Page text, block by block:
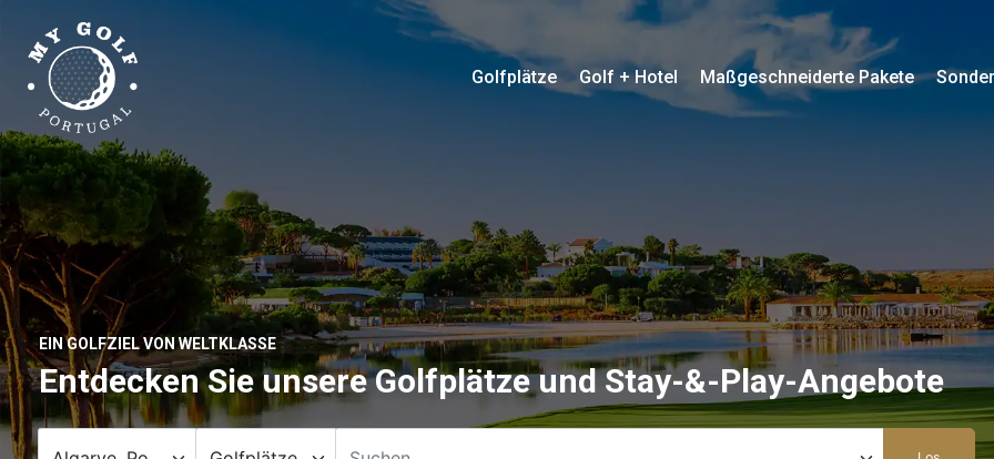
Golfplätze Golf + Hotel Maßgeschneiderte Pakete
EIN GOLFZIEL VON WELTKLASSE
Entdecken Sie unsere Golfplätze und Stay-&-Play-Angebote